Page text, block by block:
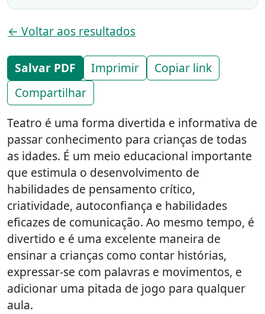
← Voltar aos resultados
Salvar PDF Imprimir
Copiar link
Compartilhar
Teatro é uma forma divertida e informativa de
passar conhecimento para crianças de todas
as idades. É um meio educacional importante
que estimula o desenvolvimento de
habilidades de pensamento crítico,
criatividade, autoconfiança e habilidades
eficazes de comunicação. Ao mesmo tempo, é
divertido e é uma excelente maneira de
ensinar a crianças como contar histórias,
expressar-se com palavras e movimentos, e
adicionar uma pitada de jogo para qualquer
aula.